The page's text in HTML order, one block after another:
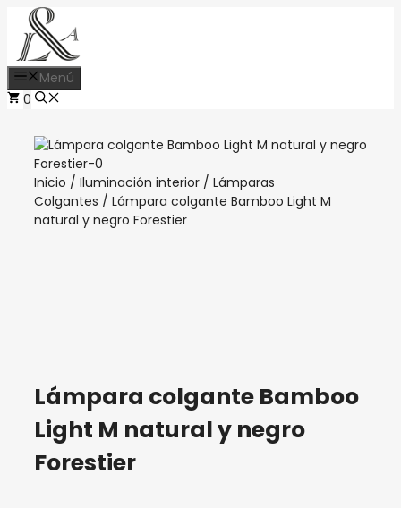
Saltar
contenido
Menú
0
Inicio / Iluminación interior / Lámparas
Colgantes / Lámpara colgante Bamboo Light M
natural y negro Forestier
Lámpara colgante Bamboo
Light M natural y negro
Forestier